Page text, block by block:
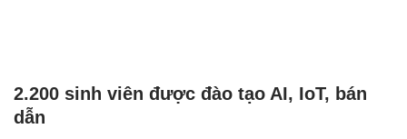
2.200 sinh viên được đào tạo AI, IoT, bán
dẫn